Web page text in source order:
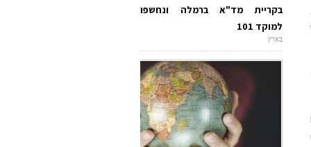
בקריית מד"א ברמלה ונחשפו
למוקד 101
בארץ